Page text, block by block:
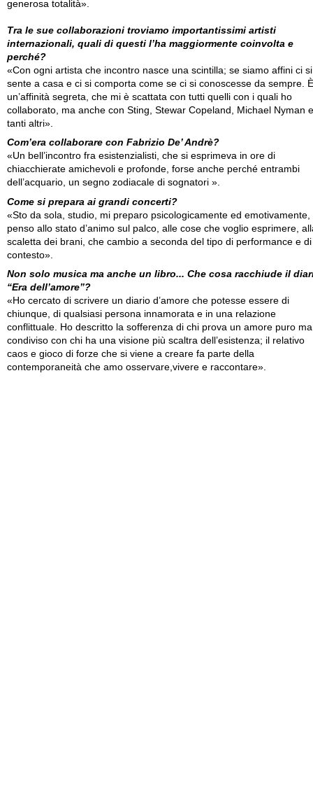
generosa totalità».
Tra le sue collaborazioni troviamo importantissimi artisti
internazionali, quali di questi l’ha maggiormente coinvolta e
perché?
«Con ogni artista che incontro nasce una scintilla; se siamo affini ci si
sente a casa e ci si comporta come se ci si conoscesse da sempre. È
un’affinità segreta, che mi è scattata con tutti quelli con i quali ho
collaborato, ma anche con Sting, Stewar Copeland, Michael Nyman e
tanti altri».
Com’era collaborare con Fabrizio De’ Andrè?
«Un bell’incontro fra esistenzialisti, che si esprimeva in ore di
chiacchierate amichevoli e profonde, forse anche perché entrambi
dell’acquario, un segno zodiacale di sognatori ».
Come si prepara ai grandi concerti?
«Sto da sola, studio, mi preparo psicologicamente ed emotivamente,
penso allo stato d’animo sul palco, alle cose che voglio esprimere,
scaletta dei brani, che cambio a seconda del tipo di performance e di
contesto».
Non solo musica ma anche un libro... Che cosa racchiude il
“Era dell’amore”?
«Ho cercato di scrivere un diario d’amore che potesse essere di
chiunque, di qualsiasi persona innamorata e in una relazione
conflittuale. Ho descritto la sofferenza di chi prova un amore puro ma
condiviso con chi ha una visione più scaltra dell’esistenza; il relativo
caos e gioco di forze che si viene a creare fa parte della
contemporaneità che amo osservare,vivere e raccontare».